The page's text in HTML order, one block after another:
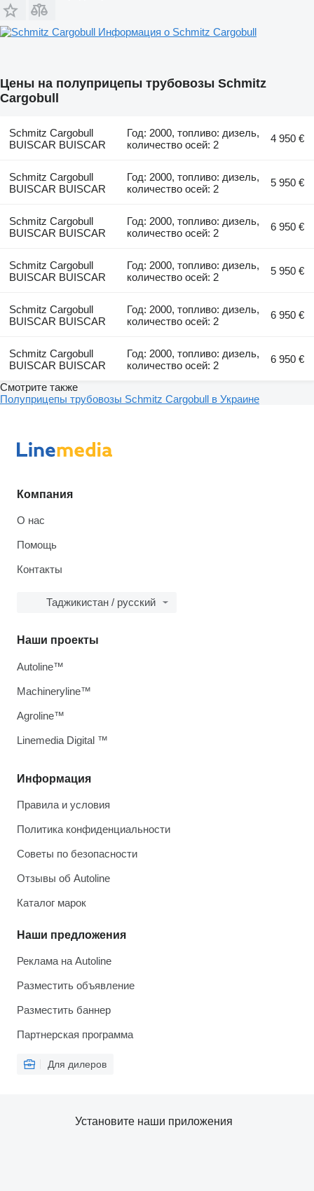
Информация о Schmitz Cargobull
Цены на полуприцепы трубовозы Schmitz
Cargobull
Schmitz Cargobull
BUISCAR BUISCAR
Год: 2000, топливо: дизель,
количество осей: 2
4 950 €
Schmitz Cargobull
BUISCAR BUISCAR
Год: 2000, топливо: дизель,
количество осей: 2
5 950 €
Schmitz Cargobull
BUISCAR BUISCAR
Год: 2000, топливо: дизель,
количество осей: 2
6 950 €
Schmitz Cargobull
BUISCAR BUISCAR
Год: 2000, топливо: дизель,
количество осей: 2
5 950 €
Schmitz Cargobull
BUISCAR BUISCAR
Год: 2000, топливо: дизель,
количество осей: 2
6 950 €
Schmitz Cargobull
BUISCAR BUISCAR
Год: 2000, топливо: дизель,
количество осей: 2
6 950 €
Смотрите также
Полуприцепы трубовозы Schmitz Cargobull в Украине
Компания
О нас
Помощь
Контакты
Таджикистан / русский
Информация
Правила и условия
Политика конфиденциальности
Советы по безопасности
Отзывы об Autoline
Каталог марок
Наши предложения
Реклама на Autoline
Разместить объявление
Разместить баннер
Партнерская программа
Для дилеров
Наши проекты
Autoline™
Machineryline™
Agroline™
Linemedia Digital ™
Установите наши приложения